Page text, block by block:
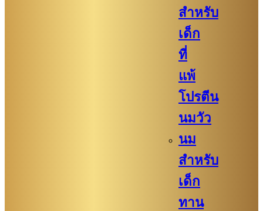
สำหรับ
เด็ก
ที่
แพ้
โปรตีน
นมวัว
นม
สำหรับ
เด็ก
ทาน